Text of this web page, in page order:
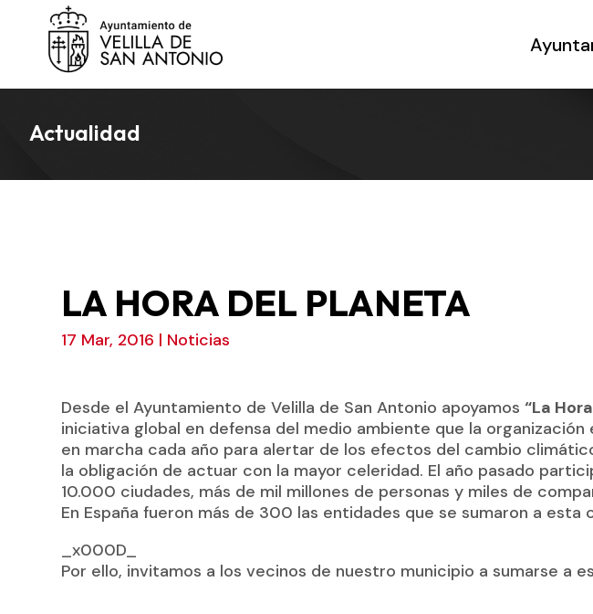
Actualidad
LA HORA DEL PLANETA
17 Mar, 2016 | Noticias
Desde el Ayuntamiento de Velilla de San Antonio apoyamos“La
iniciativa global en defensa del medio ambiente que la organización
en marcha cada año para alertar de los efectos del cambio
la obligación de actuar con la mayor celeridad. El año pasado
10.000 ciudades, más de mil millones de personas y miles de
En España fueron más de 300 las entidades que se sumaron a esta
_x000D_
Por ello, invitamos a los vecinos de nuestro municipio a sumarse a